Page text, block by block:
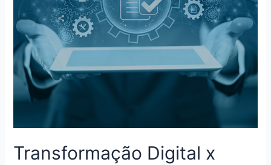
Transformação Digital x